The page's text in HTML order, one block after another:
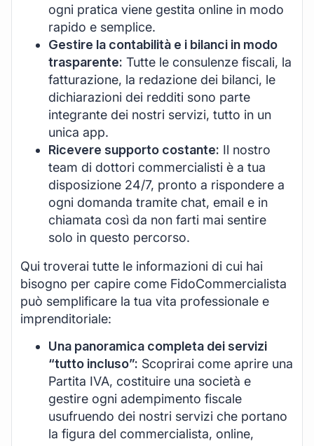
ogni pratica viene gestita online in modo
rapido e semplice.
Gestire la contabilità e i bilanci in modo
trasparente: Tutte le consulenze fiscali, la
fatturazione, la redazione dei bilanci, le
dichiarazioni dei redditi sono parte
integrante dei nostri servizi, tutto in un
unica app.
Ricevere supporto costante: Il nostro
team di dottori commercialisti è a tua
disposizione 24/7, pronto a rispondere a
ogni domanda tramite chat, email e in
chiamata così da non farti mai sentire
solo in questo percorso.
Qui troverai tutte le informazioni di cui hai
bisogno per capire come FidoCommercialista
può semplificare la tua vita professionale e
imprenditoriale:
Una panoramica completa dei servizi
“tutto incluso”: Scoprirai come aprire una
Partita IVA, costituire una società e
gestire ogni adempimento fiscale
usufruendo dei nostri servizi che portano
la figura del commercialista, online,